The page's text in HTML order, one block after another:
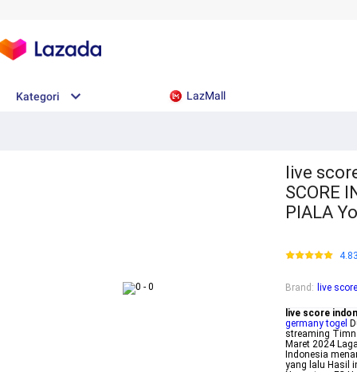
Kategori LazMall
live
SCORE
PIALA
Brand : live
live score
germany togel
streaming
Maret 2024
Indonesia
yang lalu Hasil